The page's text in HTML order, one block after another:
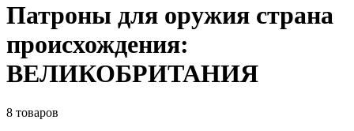
Патроны для оружия страна
происхождения:
ВЕЛИКОБРИТАНИЯ
8 товаров